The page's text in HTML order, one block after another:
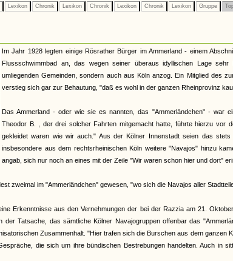
Lexikon Chronik Lexikon Chronik Lexikon Chronik Lexikon Gruppe
Im Jahr 1928 legten einige Rösrather Bürger im Ammerland - einem
Flussschwimmbad an, das wegen seiner überaus idyllischen Lage
umliegenden Gemeinden, sondern auch aus Köln anzog. Ein Mitglied des
verstieg sich gar zur Behautung, "daß es wohl in der ganzen Rheinprovinz
Das Ammerland - oder wie sie es nannten, das "Ammerländchen" - war
Theodor B. , der drei solcher Fahrten mitgemacht hatte, führte hierzu vor
gekleidet waren wie wir auch." Aus der Kölner Innenstadt seien das
insbesondere aus dem rechtsrheinischen Köln weitere "Navajos" hinzu
angab, sich nur noch an eines mit der Zeile "Wir waren schon hier und dort"
zweimal im "Ammerländchen" gewesen, "wo sich die Navajos aller
Erkenntnisse aus den Vernehmungen der bei der Razzia am 21.
der Tatsache, das sämtliche Kölner Navajogruppen offenbar das
Zusammenhalt. "Hier trafen sich die Burschen aus dem ganzen
die sich um ihre bündischen Bestrebungen handelten. Auch in